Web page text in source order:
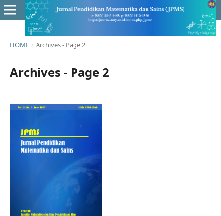
HOME / Archives - Page 2
Archives - Page 2